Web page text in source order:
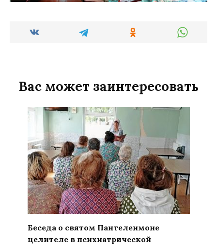
Вас может заинтересовать
Беседа о святом Пантелеимоне
целителе в психиатрической